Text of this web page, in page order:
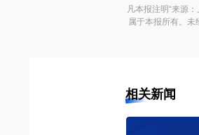
凡本报注明“来源
属于本报所有。
相关新闻